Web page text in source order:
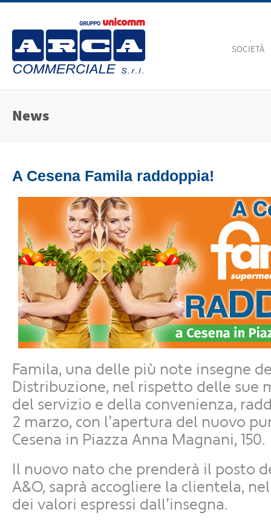
SOCIETÀ
News
A Cesena Famila raddoppia!
Famila, una delle più note insegne
Distribuzione, nel rispetto delle sue
del servizio e della convenienza,
2 marzo, con l’apertura del nuovo
Cesena in Piazza Anna Magnani, 150.
Il nuovo nato che prenderà il posto
A&O, saprà accogliere la clientela,
dei valori espressi dall’insegna.